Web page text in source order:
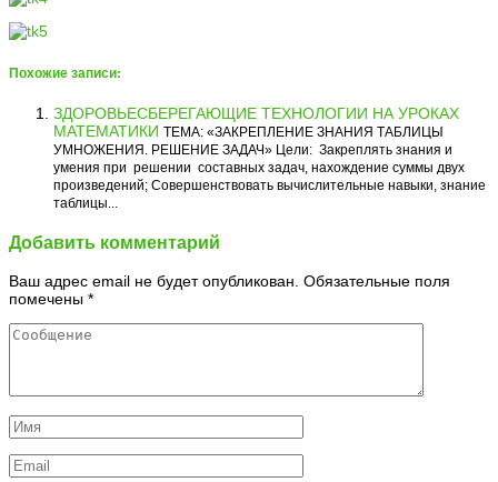
Похожие записи:
ЗДОРОВЬЕСБЕРЕГАЮЩИЕ ТЕХНОЛОГИИ НА УРОКАХ
МАТЕМАТИКИ ТЕМА: «ЗАКРЕПЛЕНИЕ ЗНАНИЯ ТАБЛИЦЫ
УМНОЖЕНИЯ. РЕШЕНИЕ ЗАДАЧ» Цели: Закреплять знания и
умения при решении составных задач, нахождение суммы двух
произведений; Совершенствовать вычислительные навыки, знание
таблицы...
Добавить комментарий
Ваш адрес email не будет опубликован. Обязательные поля
помечены *